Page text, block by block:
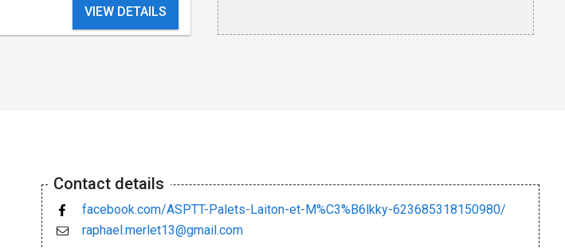
VIEW DETAILS
Contact details
facebook.com/ASPTT-Palets-Laiton-et-M%C3%B6lkky-623685318150980/
raphael.merlet13@gmail.com